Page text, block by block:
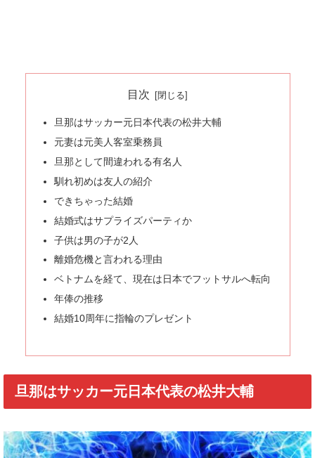
目次
旦那はサッカー元日本代表の松井大輔
元妻は元美人客室乗務員
旦那として間違われる有名人
馴れ初めは友人の紹介
できちゃった結婚
結婚式はサプライズパーティか
子供は男の子が2人
離婚危機と言われる理由
ベトナムを経て、現在は日本でフットサルへ転向
年俸の推移
結婚10周年に指輪のプレゼント
旦那はサッカー元日本代表の松井大輔